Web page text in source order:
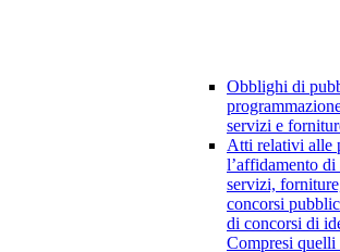
Obblighi di
servizi e
Atti relativi alle
l’affidamento
servizi,
concorsi
di concorsi di
Compresi